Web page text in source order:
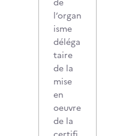
de
l’organ
isme
déléga
taire
de la
mise
en
oeuvre
de la